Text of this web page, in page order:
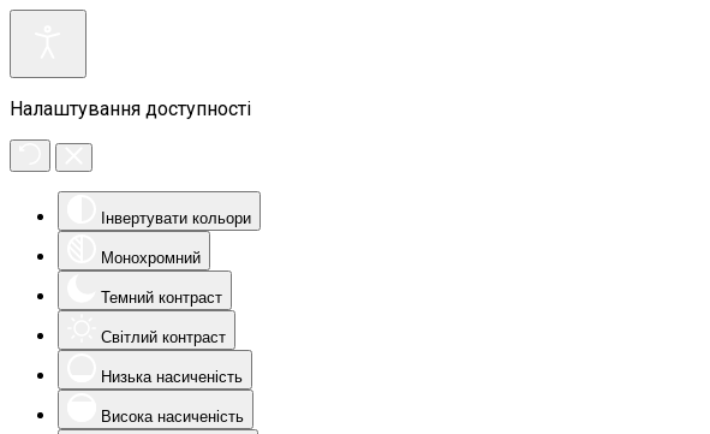
Налаштування доступності
Інвертувати кольори
Монохромний
Темний контраст
Світлий контраст
Низька насиченість
Висока насиченість